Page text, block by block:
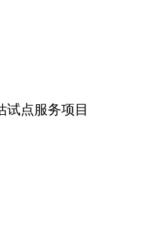
试点服务项目